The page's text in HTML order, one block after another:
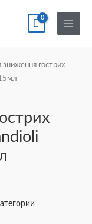
Main
Menu
гострих